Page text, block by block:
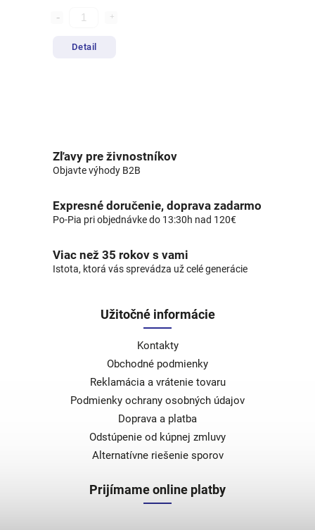
Detail
Zľavy pre živnostníkov
Objavte výhody B2B
Expresné doručenie, doprava zadarmo
Po-Pia pri objednávke do 13:30h nad 120€
Viac než 35 rokov s vami
Istota, ktorá vás sprevádza už celé generácie
Užitočné informácie
Kontakty
Obchodné podmienky
Reklamácia a vrátenie tovaru
Podmienky ochrany osobných údajov
Doprava a platba
Odstúpenie od kúpnej zmluvy
Alternatívne riešenie sporov
Prijímame online platby